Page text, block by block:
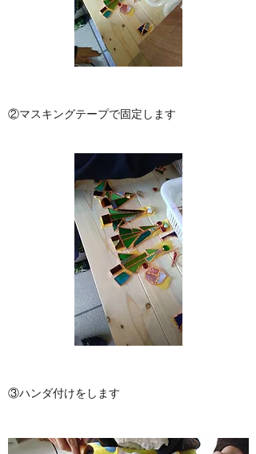
②マスキングテープで固定します
③ハンダ付けをします